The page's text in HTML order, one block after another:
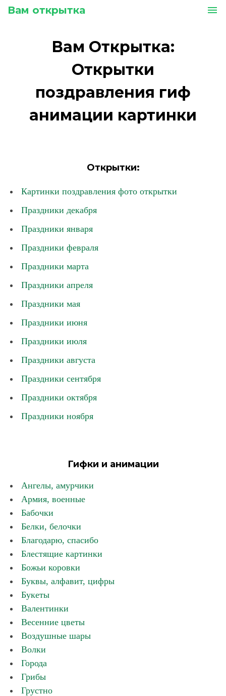
Вам открытка menu
Вам Открытка:
Открытки
поздравления гиф
анимации картинки
Открытки:
Картинки поздравления фото открытки
Праздники декабря
Праздники января
Праздники февраля
Праздники марта
Праздники апреля
Праздники мая
Праздники июня
Праздники июля
Праздники августа
Праздники сентября
Праздники октября
Праздники ноября
Гифки и анимации
Ангелы, амурчики
Армия, военные
Бабочки
Белки, белочки
Благодарю, спасибо
Блестящие картинки
Божьи коровки
Буквы, алфавит, цифры
Букеты
Валентинки
Весенние цветы
Воздушные шары
Волки
Города
Грибы
Грустно